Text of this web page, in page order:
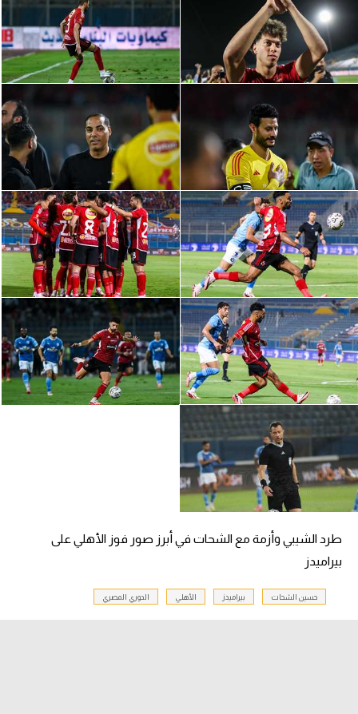
طرد الشيبي وأزمة مع الشحات في أبرز صور فوز الأهلي على
بيراميدز
حسين الشحات بيراميدز الأهلي الدوري المصري